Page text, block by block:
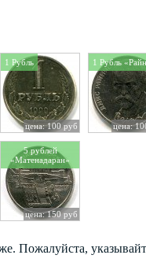
1 Рубль
цена: 100 руб
1 Рубль
цена:
5 рублей
«Матенадаран»
цена: 150 руб
Пожалуйста,